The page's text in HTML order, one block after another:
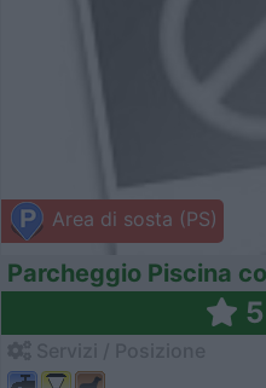
Area di sosta (PS)
Parcheggio Piscina
5